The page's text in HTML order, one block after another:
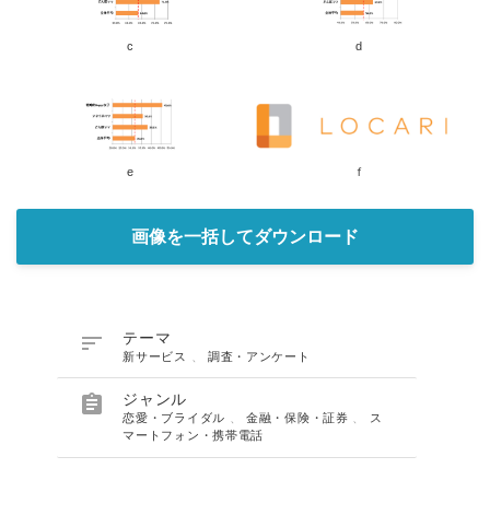
c d
e ｆ
画像を一括してダウンロード
 テーマ
新サービス 調査・アンケート
 ジャンル
恋愛・ブライダル 、金融・保険・証券
ス
マートフォン・携帯電話